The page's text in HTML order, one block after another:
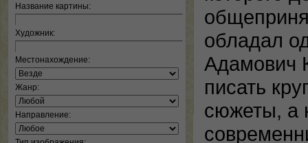
Название картины:
Художник:
Местонахождение:
Жанр:
Направление:
обладал
Адамович
писать
сюжеты, а